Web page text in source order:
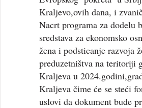
Kraljevo,ovih dana, i
Nacrt programa za dodelu
sredstava za ekonomsko
žena i podsticanje razvoja
preduzetništva na teritoriji
Kraljeva u
Kraljeva čime će se steći
uslovi da dokument bude